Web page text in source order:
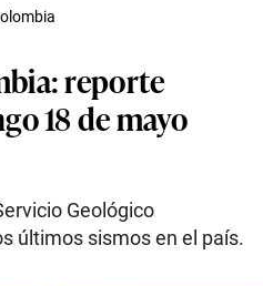
reporte
18 de mayo
Geológico
últimos sismos en el país.